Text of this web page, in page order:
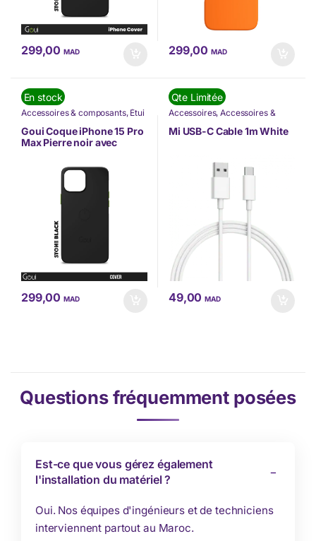
299,00MAD 299,00MAD
En stock
Accessoires & composants, Étui
Informatique,Nos Marques ,
Offres à ne pas rater,
TÉLÉPHONIE
Goui Coque iPhone 15 Pro
Max Pierre noir avec
MAGENT15PM-K)
299,00MAD
Qte Limitée
Accessoires,Accessoires &
Mobilité,Étui et Protection,
Informatique, Nos Marques,
Mi USB-C Cable 1m White
49,00MAD
Questions fréquemment posées
Est-ce que vous gérez également
l'installation du matériel ?
Oui. Nos équipes d'ingénieurs et de techniciens
interviennent partout au Maroc.